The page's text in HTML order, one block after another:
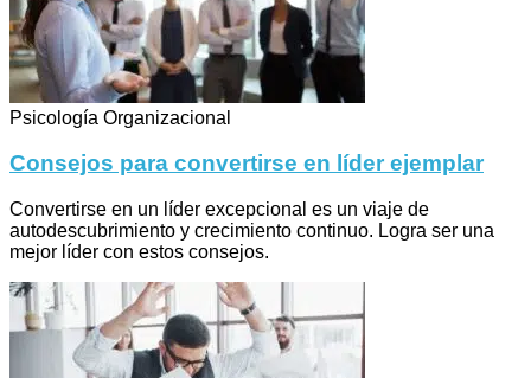
Psicología Organizacional
Consejos para convertirse en líder ejemplar
Convertirse en un líder excepcional es un viaje de
autodescubrimiento y crecimiento continuo. Logra ser una
mejor líder con estos consejos.